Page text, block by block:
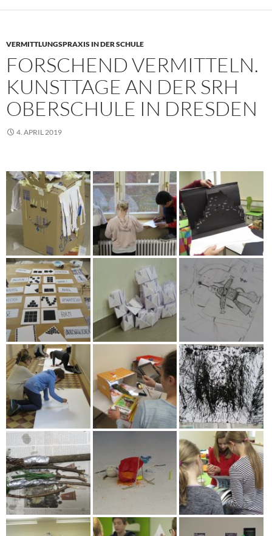
VERMITTLUNGSPRAXIS IN DER SCHULE
FORSCHEND VERMITTELN.
KUNSTTAGE AN DER SRH
OBERSCHULE IN DRESDEN
4. APRIL 2019